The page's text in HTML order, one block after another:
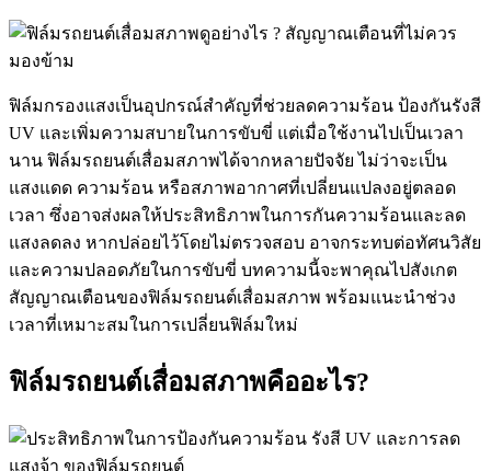
ฟิล์มกรองแสงเป็นอุปกรณ์สำคัญที่ช่วยลดความร้อน ป้องกันรังสี
UV และเพิ่มความสบายในการขับขี่ แต่เมื่อใช้งานไปเป็นเวลา
นาน ฟิล์มรถยนต์เสื่อมสภาพได้จากหลายปัจจัย ไม่ว่าจะเป็น
แสงแดด ความร้อน หรือสภาพอากาศที่เปลี่ยนแปลงอยู่ตลอด
เวลา ซึ่งอาจส่งผลให้ประสิทธิภาพในการกันความร้อนและลด
แสงลดลง หากปล่อยไว้โดยไม่ตรวจสอบ อาจกระทบต่อทัศนวิสัย
และความปลอดภัยในการขับขี่ บทความนี้จะพาคุณไปสังเกต
สัญญาณเตือนของฟิล์มรถยนต์เสื่อมสภาพ พร้อมแนะนำช่วง
เวลาที่เหมาะสมในการเปลี่ยนฟิล์มใหม่
ฟิล์มรถยนต์เสื่อมสภาพคืออะไร?